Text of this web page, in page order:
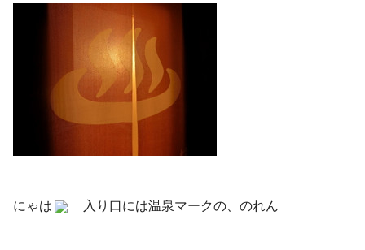
にゃは 入り口には温泉マークの、のれん